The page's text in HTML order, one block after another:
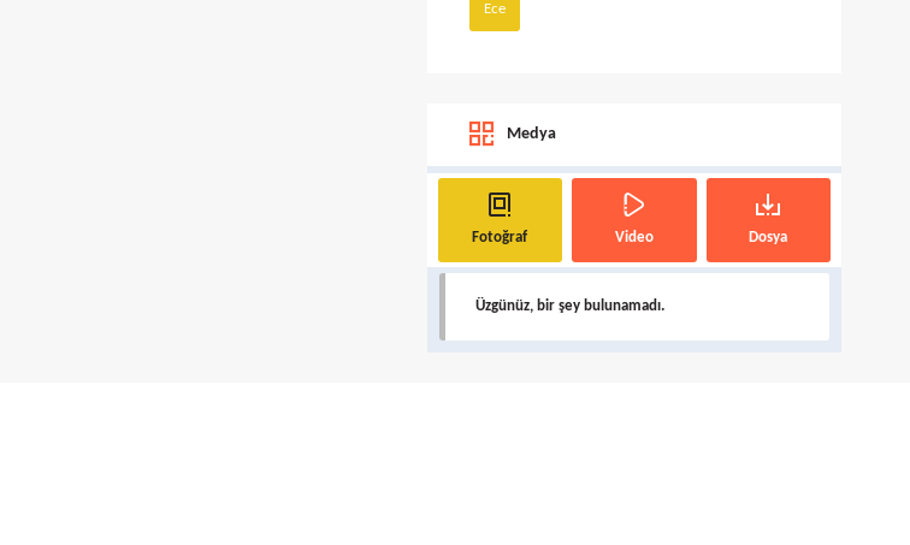
Ece
Medya
Fotoğraf Video Dosya
Üzgünüz, bir şey bulunamadı.